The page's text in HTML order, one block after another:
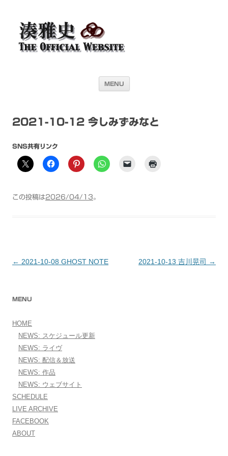
湊雅史オフィシャル・ウェブサイト＜
Masafumi Minato THE
OFFICIAL WEBSITE＞
ウェブサイトです
MENU
2021-10-12 今しみずみなと
SNS共有リンク
この投稿は2026/04/13。
投稿ナビゲーション
← 2021-10-08 GHOST NOTE 2021-10-13 吉川晃司 →
MENU
HOME
NEWS: スケジュール更新
NEWS: ライヴ
NEWS: 配信＆放送
NEWS: 作品
NEWS: ウェブサイト
SCHEDULE
LIVE ARCHIVE
FACEBOOK
ABOUT